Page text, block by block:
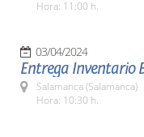
Hora: 11:00 h.
03/04/2024
Entrega Inventario
Salamanca (Salamanca)
Hora: 10:30 h.